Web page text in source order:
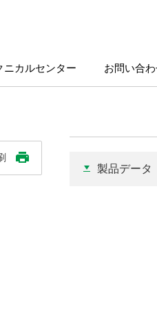
ニカルセンター お問い合
製品データ